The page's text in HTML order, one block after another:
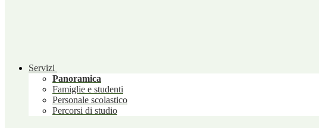
Servizi
Panoramica
Famiglie e studenti
Personale scolastico
Percorsi di studio